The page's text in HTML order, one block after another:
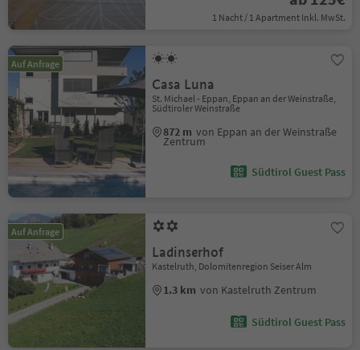
1 Nacht / 1 Apartment Inkl. MwSt.
Auf Anfrage
Casa Luna
St. Michael - Eppan, Eppan an der Weinstraße,
Südtiroler Weinstraße
872 m von Eppan an der Weinstraße
Zentrum
Südtirol Guest Pass
Auf Anfrage
Ladinserhof
Kastelruth, Dolomitenregion Seiser Alm
1.3 km von Kastelruth Zentrum
Südtirol Guest Pass